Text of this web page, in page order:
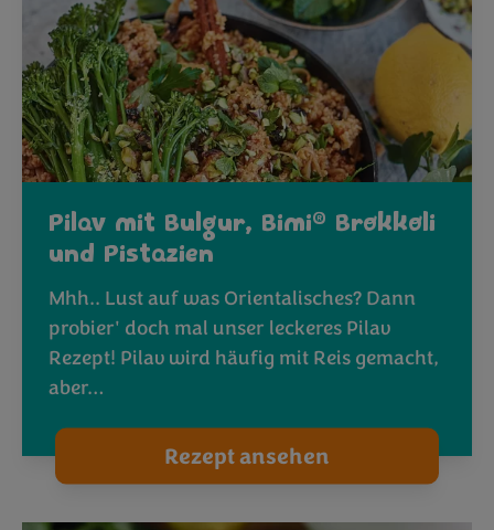
Pilav mit Bulgur, Bimi® Brokkoli
und Pistazien
Mhh.. Lust auf was Orientalisches? Dann
probier' doch mal unser leckeres Pilav
Rezept! Pilav wird häufig mit Reis gemacht,
aber…
Rezept ansehen